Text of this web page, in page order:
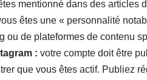
mentionné dans des articles
êtes une « personnalité
ou de plateformes de contenu
: votre compte doit être
que vous êtes actif. Publiez